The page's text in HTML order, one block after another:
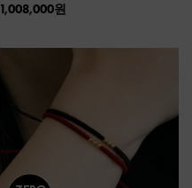
1,008,000원